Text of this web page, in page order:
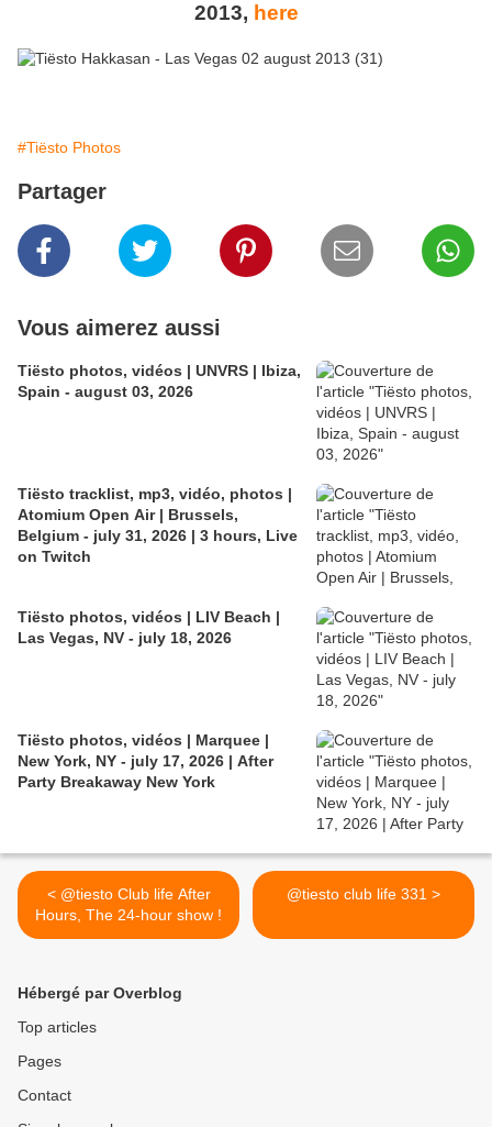
2013, here
#Tiësto Photos
Partager
Vous aimerez aussi
Tiësto photos, vidéos | UNVRS | Ibiza,
Spain - august 03, 2026
Tiësto tracklist, mp3, vidéo, photos |
Atomium Open Air | Brussels,
Belgium - july 31, 2026 | 3 hours, Live
on Twitch
Tiësto photos, vidéos | LIV Beach |
Las Vegas, NV - july 18, 2026
Tiësto photos, vidéos | Marquee |
New York, NY - july 17, 2026 | After
Party Breakaway New York
< @tiesto Club life After
Hours, The 24-hour show !
@tiesto club life 331 >
Hébergé par Overblog
Top articles
Pages
Contact